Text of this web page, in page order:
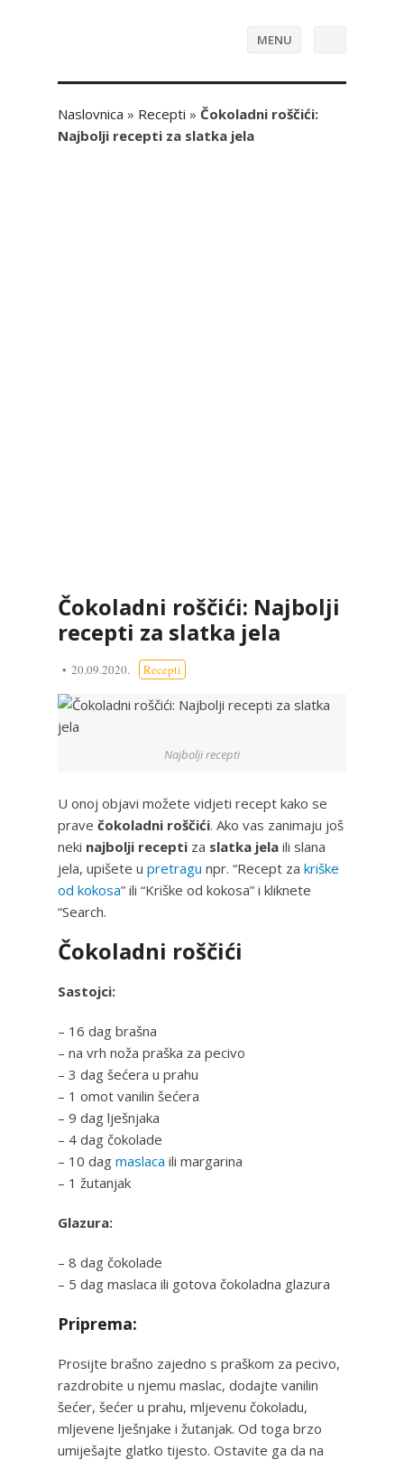
MENU
Naslovnica » Recepti » Čokoladni roščići:
Najbolji recepti za slatka jela
Čokoladni roščići: Najbolji
recepti za slatka jela
20.09.2020. Recepti
Najbolji recepti
U onoj objavi možete vidjeti recept kako se
prave čokoladni roščići. Ako vas zanimaju još
neki najbolji recepti za slatka jela ili slana
jela, upišete u pretragu npr. “Recept za kriške
od kokosa” ili “Kriške od kokosa” i kliknete
“Search.
Čokoladni roščići
Sastojci:
– 16 dag brašna
– na vrh noža praška za pecivo
– 3 dag šećera u prahu
– 1 omot vanilin šećera
– 9 dag lješnjaka
– 4 dag čokolade
– 10 dag maslaca ili margarina
– 1 žutanjak
Glazura:
– 8 dag čokolade
– 5 dag maslaca ili gotova čokoladna glazura
Priprema:
Prosijte brašno zajedno s praškom za pecivo,
razdrobite u njemu maslac, dodajte vanilin
šećer, šećer u prahu, mljevenu čokoladu,
mljevene lješnjake i žutanjak. Od toga brzo
umiješajte glatko tijesto. Ostavite ga da na